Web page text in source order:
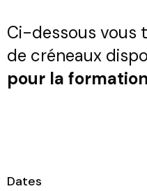
Ci-dessous vous
de créneaux
pour la
Dates